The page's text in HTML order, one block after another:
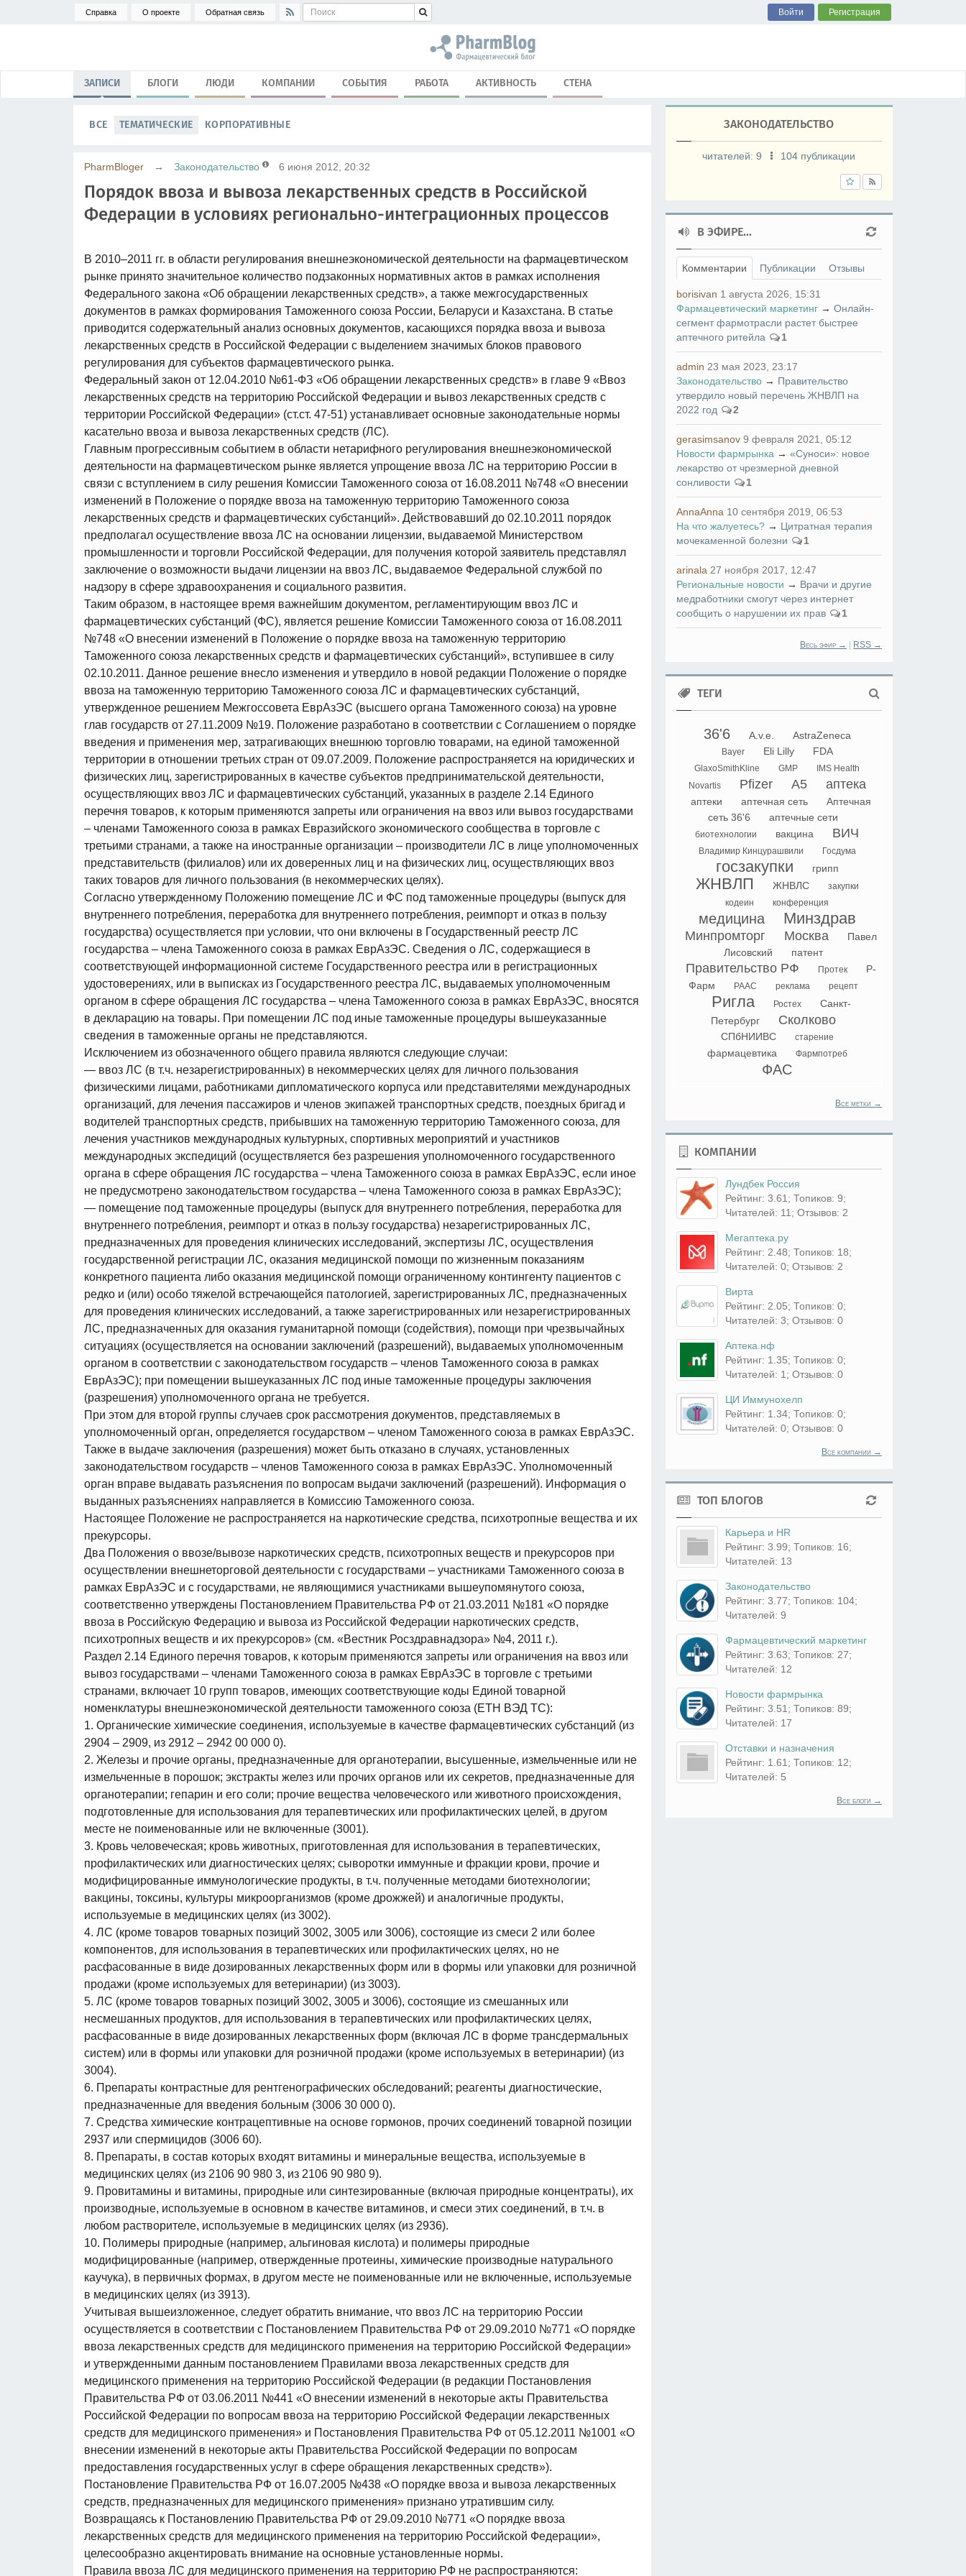
Справка О проекте Обратная связь Войти Регистрация
ЗАПИСИ БЛОГИ ЛЮДИ КОМПАНИИ СОБЫТИЯ РАБОТА АКТИВНОСТЬ СТЕНА
ВСЕ ТЕМАТИЧЕСКИЕ КОРПОРАТИВНЫЕ
PharmBloger → Законодательство 6 июня 2012, 20:32
Порядок ввоза и вывоза лекарственных средств в Российской
Федерации в условиях регионально-интеграционных процессов
В 2010–2011 гг. в области регулирования внешнеэкономической деятельности на фармацевтическом
рынке принято значительное количество подзаконных нормативных актов в рамках исполнения
Федерального закона «Об обращении лекарственных средств», а также межгосударственных
документов в рамках формирования Таможенного союза России, Беларуси и Казахстана. В статье
приводится содержательный анализ основных документов, касающихся порядка ввоза и вывоза
лекарственных средств в Российской Федерации с выделением значимых блоков правового
регулирования для субъектов фармацевтического рынка.
Федеральный закон от 12.04.2010 №61-ФЗ «Об обращении лекарственных средств» в главе 9 «Ввоз
лекарственных средств на территорию Российской Федерации и вывоз лекарственных средств с
территории Российской Федерации» (ст.ст. 47-51) устанавливает основные законодательные нормы
касательно ввоза и вывоза лекарственных средств (ЛС).
Главным прогрессивным событием в области нетарифного регулирования внешнеэкономической
деятельности на фармацевтическом рынке является упрощение ввоза ЛС на территорию России в
связи с вступлением в силу решения Комиссии Таможенного союза от 16.08.2011 №748 «О внесении
изменений в Положение о порядке ввоза на таможенную территорию Таможенного союза
лекарственных средств и фармацевтических субстанций». Действовавший до 02.10.2011 порядок
предполагал осуществление ввоза ЛС на основании лицензии, выдаваемой Министерством
промышленности и торговли Российской Федерации, для получения которой заявитель представлял
заключение о возможности выдачи лицензии на ввоз ЛС, выдаваемое Федеральной службой по
надзору в сфере здравоохранения и социального развития.
Таким образом, в настоящее время важнейшим документом, регламентирующим ввоз ЛС и
фармацевтических субстанций (ФС), является решение Комиссии Таможенного союза от 16.08.2011
№748 «О внесении изменений в Положение о порядке ввоза на таможенную территорию
Таможенного союза лекарственных средств и фармацевтических субстанций», вступившее в силу
02.10.2011. Данное решение внесло изменения и утвердило в новой редакции Положение о порядке
ввоза на таможенную территорию Таможенного союза ЛС и фармацевтических субстанций,
утвержденное решением Межгоссовета ЕврАзЭС (высшего органа Таможенного союза) на уровне
глав государств от 27.11.2009 №19. Положение разработано в соответствии с Соглашением о порядке
введения и применения мер, затрагивающих внешнюю торговлю товарами, на единой таможенной
территории в отношении третьих стран от 09.07.2009. Положение распространяется на юридических и
физических лиц, зарегистрированных в качестве субъектов предпринимательской деятельности,
осуществляющих ввоз ЛС и фармацевтических субстанций, указанных в разделе 2.14 Единого
перечня товаров, к которым применяются запреты или ограничения на ввоз или вывоз государствами
– членами Таможенного союза в рамках Евразийского экономического сообщества в торговле с
третьими странами, а также на иностранные организации – производители ЛС в лице уполномоченных
представительств (филиалов) или их доверенных лиц и на физических лиц, осуществляющих ввоз
таких товаров для личного пользования (в некоммерческих целях).
Согласно утвержденному Положению помещение ЛС и ФС под таможенные процедуры (выпуск для
внутреннего потребления, переработка для внутреннего потребления, реимпорт и отказ в пользу
государства) осуществляется при условии, что они включены в Государственный реестр ЛС
государства – члена Таможенного союза в рамках ЕврАзЭС. Сведения о ЛС, содержащиеся в
соответствующей информационной системе Государственного реестра или в регистрационных
удостоверениях, или в выписках из Государственного реестра ЛС, выдаваемых уполномоченным
органом в сфере обращения ЛС государства – члена Таможенного союза в рамках ЕврАзЭС, вносятся
в декларацию на товары. При помещении ЛС под иные таможенные процедуры вышеуказанные
сведения в таможенные органы не представляются.
Исключением из обозначенного общего правила являются следующие случаи:
— ввоз ЛС (в т.ч. незарегистрированных) в некоммерческих целях для личного пользования
физическими лицами, работниками дипломатического корпуса или представителями международных
организаций, для лечения пассажиров и членов экипажей транспортных средств, поездных бригад и
водителей транспортных средств, прибывших на таможенную территорию Таможенного союза, для
лечения участников международных культурных, спортивных мероприятий и участников
международных экспедиций (осуществляется без разрешения уполномоченного государственного
органа в сфере обращения ЛС государства – члена Таможенного союза в рамках ЕврАзЭС, если иное
не предусмотрено законодательством государства – члена Таможенного союза в рамках ЕврАзЭС);
— помещение под таможенные процедуры (выпуск для внутреннего потребления, переработка для
внутреннего потребления, реимпорт и отказ в пользу государства) незарегистрированных ЛС,
предназначенных для проведения клинических исследований, экспертизы ЛС, осуществления
государственной регистрации ЛС, оказания медицинской помощи по жизненным показаниям
конкретного пациента либо оказания медицинской помощи ограниченному контингенту пациентов с
редко и (или) особо тяжелой встречающейся патологией, зарегистрированных ЛС, предназначенных
для проведения клинических исследований, а также зарегистрированных или незарегистрированных
ЛС, предназначенных для оказания гуманитарной помощи (содействия), помощи при чрезвычайных
ситуациях (осуществляется на основании заключений (разрешений), выдаваемых уполномоченным
органом в соответствии с законодательством государств – членов Таможенного союза в рамках
ЕврАзЭС); при помещении вышеуказанных ЛС под иные таможенные процедуры заключения
(разрешения) уполномоченного органа не требуется.
При этом для второй группы случаев срок рассмотрения документов, представляемых в
уполномоченный орган, определяется государством – членом Таможенного союза в рамках ЕврАзЭС.
Также в выдаче заключения (разрешения) может быть отказано в случаях, установленных
законодательством государств – членов Таможенного союза в рамках ЕврАзЭС. Уполномоченный
орган вправе выдавать разъяснения по вопросам выдачи заключений (разрешений). Информация о
выданных разъяснениях направляется в Комиссию Таможенного союза.
Настоящее Положение не распространяется на наркотические средства, психотропные вещества и их
прекурсоры.
Два Положения о ввозе/вывозе наркотических средств, психотропных веществ и прекурсоров при
осуществлении внешнеторговой деятельности с государствами – участниками Таможенного союза в
рамках ЕврАзЭС и с государствами, не являющимися участниками вышеупомянутого союза,
соответственно утверждены Постановлением Правительства РФ от 21.03.2011 №181 «О порядке
ввоза в Российскую Федерацию и вывоза из Российской Федерации наркотических средств,
психотропных веществ и их прекурсоров» (см. «Вестник Росздравнадзора» №4, 2011 г.).
Раздел 2.14 Единого перечня товаров, к которым применяются запреты или ограничения на ввоз или
вывоз государствами – членами Таможенного союза в рамках ЕврАзЭС в торговле с третьими
странами, включает 10 групп товаров, имеющих соответствующие коды Единой товарной
номенклатуры внешнеэкономической деятельности таможенного союза (ЕТН ВЭД ТС):
1. Органические химические соединения, используемые в качестве фармацевтических субстанций (из
2904 – 2909, из 2912 – 2942 00 000 0).
2. Железы и прочие органы, предназначенные для органотерапии, высушенные, измельченные или не
измельченные в порошок; экстракты желез или прочих органов или их секретов, предназначенные для
органотерапии; гепарин и его соли; прочие вещества человеческого или животного происхождения,
подготовленные для использования для терапевтических или профилактических целей, в другом
месте не поименованные или не включенные (3001).
3. Кровь человеческая; кровь животных, приготовленная для использования в терапевтических,
профилактических или диагностических целях; сыворотки иммунные и фракции крови, прочие и
модифицированные иммунологические продукты, в т.ч. полученные методами биотехнологии;
вакцины, токсины, культуры микроорганизмов (кроме дрожжей) и аналогичные продукты,
используемые в медицинских целях (из 3002).
4. ЛС (кроме товаров товарных позиций 3002, 3005 или 3006), состоящие из смеси 2 или более
компонентов, для использования в терапевтических или профилактических целях, но не
расфасованные в виде дозированных лекарственных форм или в формы или упаковки для розничной
продажи (кроме используемых для ветеринарии) (из 3003).
5. ЛС (кроме товаров товарных позиций 3002, 3005 и 3006), состоящие из смешанных или
несмешанных продуктов, для использования в терапевтических или профилактических целях,
расфасованные в виде дозированных лекарственных форм (включая ЛС в форме трансдермальных
систем) или в формы или упаковки для розничной продажи (кроме используемых в ветеринарии) (из
3004).
6. Препараты контрастные для рентгенографических обследований; реагенты диагностические,
предназначенные для введения больным (3006 30 000 0).
7. Средства химические контрацептивные на основе гормонов, прочих соединений товарной позиции
2937 или спермицидов (3006 60).
8. Препараты, в состав которых входят витамины и минеральные вещества, используемые в
медицинских целях (из 2106 90 980 3, из 2106 90 980 9).
9. Провитамины и витамины, природные или синтезированные (включая природные концентраты), их
производные, используемые в основном в качестве витаминов, и смеси этих соединений, в т.ч. в
любом растворителе, используемые в медицинских целях (из 2936).
10. Полимеры природные (например, альгиновая кислота) и полимеры природные
модифицированные (например, отвержденные протеины, химические производные натурального
каучука), в первичных формах, в другом месте не поименованные или не включенные, используемые
в медицинских целях (из 3913).
Учитывая вышеизложенное, следует обратить внимание, что ввоз ЛС на территорию России
осуществляется в соответствии с Постановлением Правительства РФ от 29.09.2010 №771 «О порядке
ввоза лекарственных средств для медицинского применения на территорию Российской Федерации»
и утвержденными данным постановлением Правилами ввоза лекарственных средств для
медицинского применения на территорию Российской Федерации (в редакции Постановления
Правительства РФ от 03.06.2011 №441 «О внесении изменений в некоторые акты Правительства
Российской Федерации по вопросам ввоза на территорию Российской Федерации лекарственных
средств для медицинского применения» и Постановления Правительства РФ от 05.12.2011 №1001 «О
внесении изменений в некоторые акты Правительства Российской Федерации по вопросам
предоставления государственных услуг в сфере обращения лекарственных средств»).
Постановление Правительства РФ от 16.07.2005 №438 «О порядке ввоза и вывоза лекарственных
средств, предназначенных для медицинского применения» признано утратившим силу.
Возвращаясь к Постановлению Правительства РФ от 29.09.2010 №771 «О порядке ввоза
лекарственных средств для медицинского применения на территорию Российской Федерации»,
целесообразно акцентировать внимание на основные установленные нормы.
Правила ввоза ЛС для медицинского применения на территорию РФ не распространяются:
ЗАКОНОДАТЕЛЬСТВО
читателей:9 104 публикации
В ЭФИРЕ...
Комментарии Публикации Отзывы
borisivan 1 августа 2026, 15:31
Фармацевтический маркетинг→ Онлайн-
сегмент фармотрасли растет быстрее
аптечного ритейла
1
admin 23 мая 2023, 23:17
Законодательство→ Правительство
утвердило новый перечень ЖНВЛП на
2022 год
2
gerasimsanov 9 февраля 2021, 05:12
Новости фармрынка → «Суноси»: новое
лекарство от чрезмерной дневной
сонливости
1
AnnaAnna 10 сентября 2019, 06:53
На что жалуетесь?→ Цитратная терапия
мочекаменной болезни
1
arinala 27 ноября 2017, 12:47
Региональные новости → Врачи и другие
медработники смогут через интернет
сообщить о нарушении их прав
1
Весь эфир → RSS →
ТЕГИ
36'6 A.v.e. AstraZeneca
Bayer Eli Lilly FDA
GlaxoSmithKline GMP
IMS Health
Novartis
Pfizer А5 аптека
аптеки аптечная сеть
Аптечная
сеть 36'6
аптечные сети
биотехнологии вакцина ВИЧ
Владимир Кинцурашвили Госдума
госзакупки грипп
ЖНВЛП ЖНВЛС
закупки
кодеин
конференция
медицина Минздрав
Минпромторг Москва
Павел
Лисовский
патент
Правительство РФ Протек
Р-
Фарм
РААС реклама рецепт
Ригла Ростех
Санкт-
Петербург
Сколково
СПбНИИВС старение
фармацевтика Фармпотреб
ФАС
Все метки →
КОМПАНИИ
Лундбек Россия
Рейтинг: 3.61; Топиков: 9;
Читателей: 11; Отзывов: 2
Мегаптека.ру
Рейтинг: 2.48; Топиков: 18;
Читателей: 0; Отзывов: 2
Вирта
Рейтинг: 2.05; Топиков: 0;
Читателей: 3; Отзывов: 0
Аптека.нф
Рейтинг: 1.35; Топиков: 0;
Читателей: 1; Отзывов: 0
ЦИ Иммунохелп
Рейтинг: 1.34; Топиков: 0;
Читателей: 0; Отзывов: 0
Все компании →
ТОП БЛОГОВ
Карьера и HR
Рейтинг: 3.99; Топиков: 16;
Читателей: 13
Законодательство
Рейтинг: 3.77; Топиков: 104;
Читателей: 9
Фармацевтический маркетинг
Рейтинг: 3.63; Топиков: 27;
Читателей: 12
Новости фармрынка
Рейтинг: 3.51; Топиков: 89;
Читателей: 17
Отставки и назначения
Рейтинг: 1.61; Топиков: 12;
Читателей: 5
Все блоги →